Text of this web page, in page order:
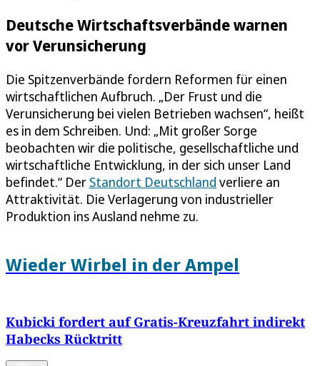
Deutsche Wirtschaftsverbände warnen
vor Verunsicherung
Die Spitzenverbände fordern Reformen für einen
wirtschaftlichen Aufbruch. „Der Frust und die
Verunsicherung bei vielen Betrieben wachsen“, heißt
es in dem Schreiben. Und: „Mit großer Sorge
beobachten wir die politische, gesellschaftliche und
wirtschaftliche Entwicklung, in der sich unser Land
befindet.“ Der Standort Deutschland verliere an
Attraktivität. Die Verlagerung von industrieller
Produktion ins Ausland nehme zu.
Wieder Wirbel in der Ampel
Kubicki fordert auf Gratis-Kreuzfahrt indirekt
Habecks Rücktritt